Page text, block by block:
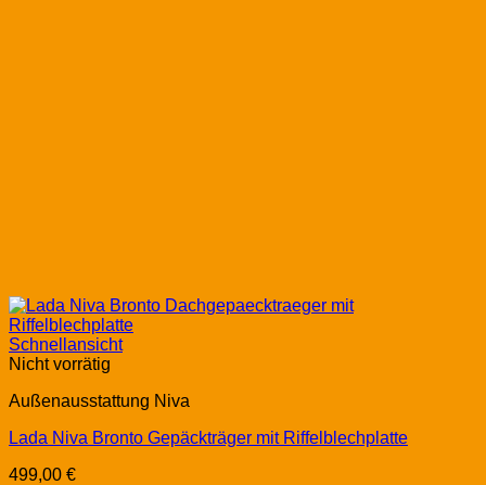
Schnellansicht
Nicht vorrätig
Außenausstattung Niva
Lada Niva Bronto Gepäckträger mit Riffelblechplatte
499,00 €